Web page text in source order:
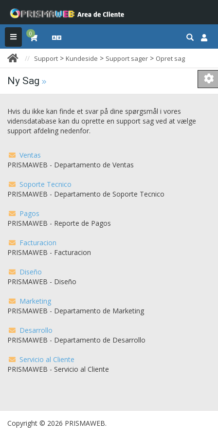
0
Support > Kundeside > Support sager > Opret sag
Ny Sag
Hvis du ikke kan finde et svar på dine spørgsmål i vores
vidensdatabase kan du oprette en support sag ved at vælge
support afdeling nedenfor.
Ventas
PRISMAWEB - Departamento de Ventas
Soporte Tecnico
PRISMAWEB - Departamento de Soporte Tecnico
Pagos
PRISMAWEB - Reporte de Pagos
Facturacion
PRISMAWEB - Facturacion
Diseño
PRISMAWEB - Diseño
Marketing
PRISMAWEB - Departamento de Marketing
Desarrollo
PRISMAWEB - Departamento de Desarrollo
Servicio al Cliente
PRISMAWEB - Servicio al Cliente
Copyright © 2026 PRISMAWEB.